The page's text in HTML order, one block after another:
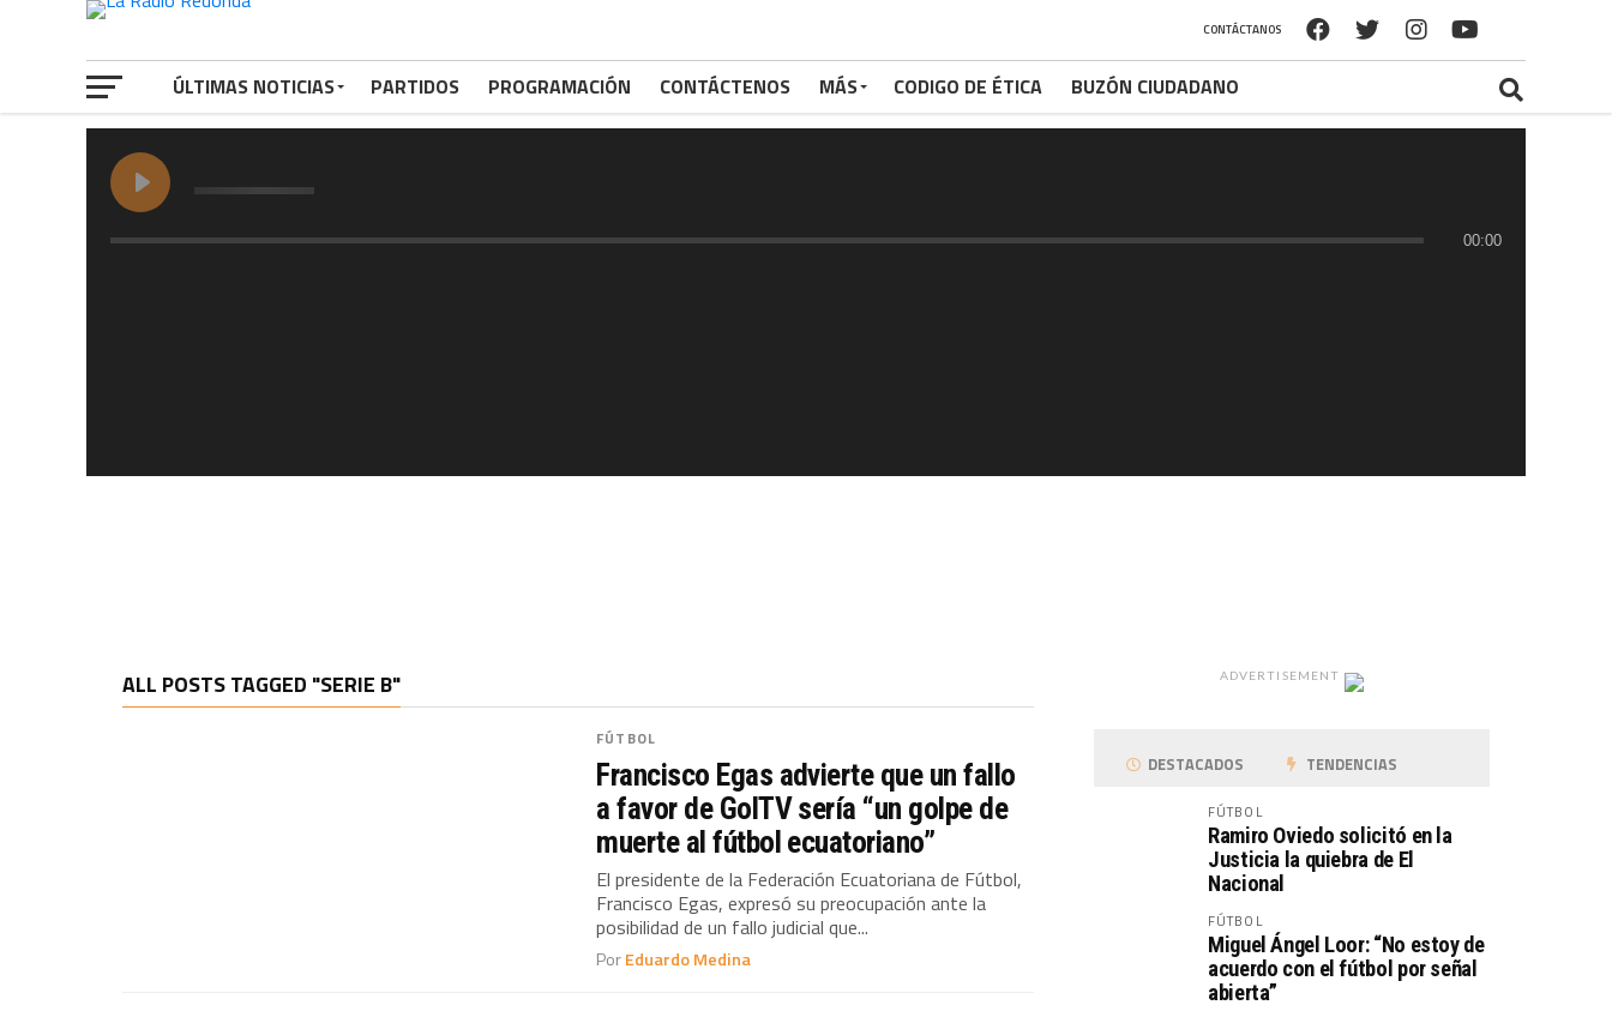
00:00
CONTÁCTANOS
ÚLTIMAS NOTICIAS PARTIDOS PROGRAMACIÓN CONTÁCTENOS MÁS CODIGO DE ÉTICA BUZÓN CIUDADANO
ALL POSTS TAGGED "SERIE B"
FÚTBOL
Francisco Egas advierte que un fallo
a favor de GolTV sería “un golpe de
muerte al fútbol ecuatoriano”
El presidente de la Federación Ecuatoriana de Fútbol,
Francisco Egas, expresó su preocupación ante la
posibilidad de un fallo judicial que...
PorEduardo Medina
ADVERTISEMENT
DESTACADOS TENDENCIAS
FÚTBOL
Ramiro Oviedo solicitó en la
Justicia la quiebra de El
Nacional
FÚTBOL
Miguel Ángel Loor: “No estoy de
acuerdo con el fútbol por señal
abierta”